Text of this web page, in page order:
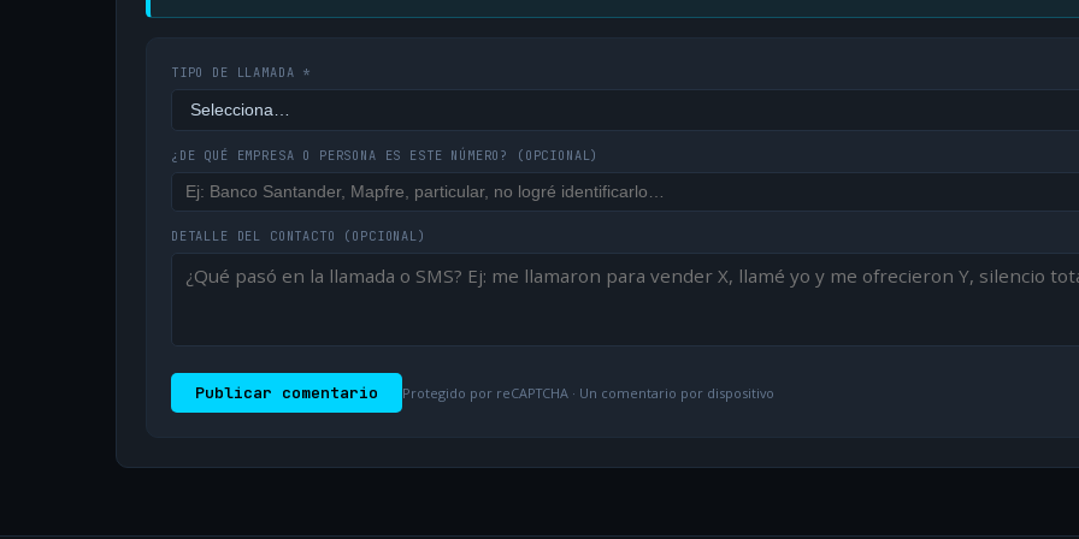
TIPO DE LLAMADA *
¿DE QUÉ EMPRESA O PERSONA ES ESTE NÚMERO? (OPCIONAL)
DETALLE DEL CONTACTO (OPCIONAL)
Publicar comentario Protegido por reCAPTCHA · Un comentario por dispositivo